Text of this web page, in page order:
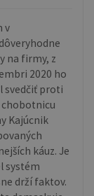
v
na firmy, z
2020 ho
svedčiť proti
Kajúcnik
káuz. Je
systém
drží faktov.